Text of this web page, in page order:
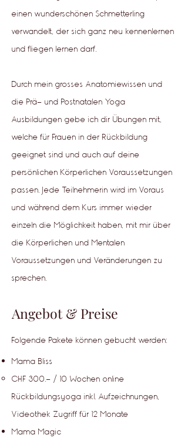
einen wunderschönen Schmetterling
verwandelt, der sich ganz neu kennenlernen
und fliegen lernen darf.
Durch mein grosses Anatomiewissen und
die Prä- und Postnatalen Yoga
Ausbildungen gebe ich dir Übungen mit,
welche für Frauen in der Rückbildung
geeignet sind und auch auf deine
persönlichen Körperlichen Voraussetzungen
passen. Jede Teilnehmerin wird im Voraus
und während dem Kurs immer wieder
einzeln die Möglichkeit haben, mit mir über
die Körperlichen und Mentalen
Voraussetzungen und Veränderungen zu
sprechen.
Angebot & Preise
Folgende Pakete können gebucht werden:
Mama Bliss
CHF 300.- / 10 Wochen online
Rückbildungsyoga inkl. Aufzeichnungen,
Videothek Zugriff für 12 Monate
Mama Magic